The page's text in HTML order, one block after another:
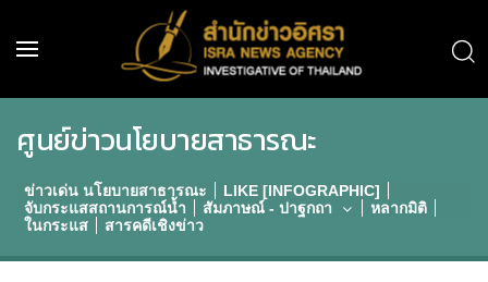
ศูนย์ข่าวนโยบายสาธารณะ
ข่าวเด่น นโยบายสาธารณะ
LIKE [INFOGRAPHIC]
จับกระแสสถานการณ์น้ำ
สัมภาษณ์ - ปาฐกถา
หลากมิติ
ในกระแส
สารคดีเชิงข่าว